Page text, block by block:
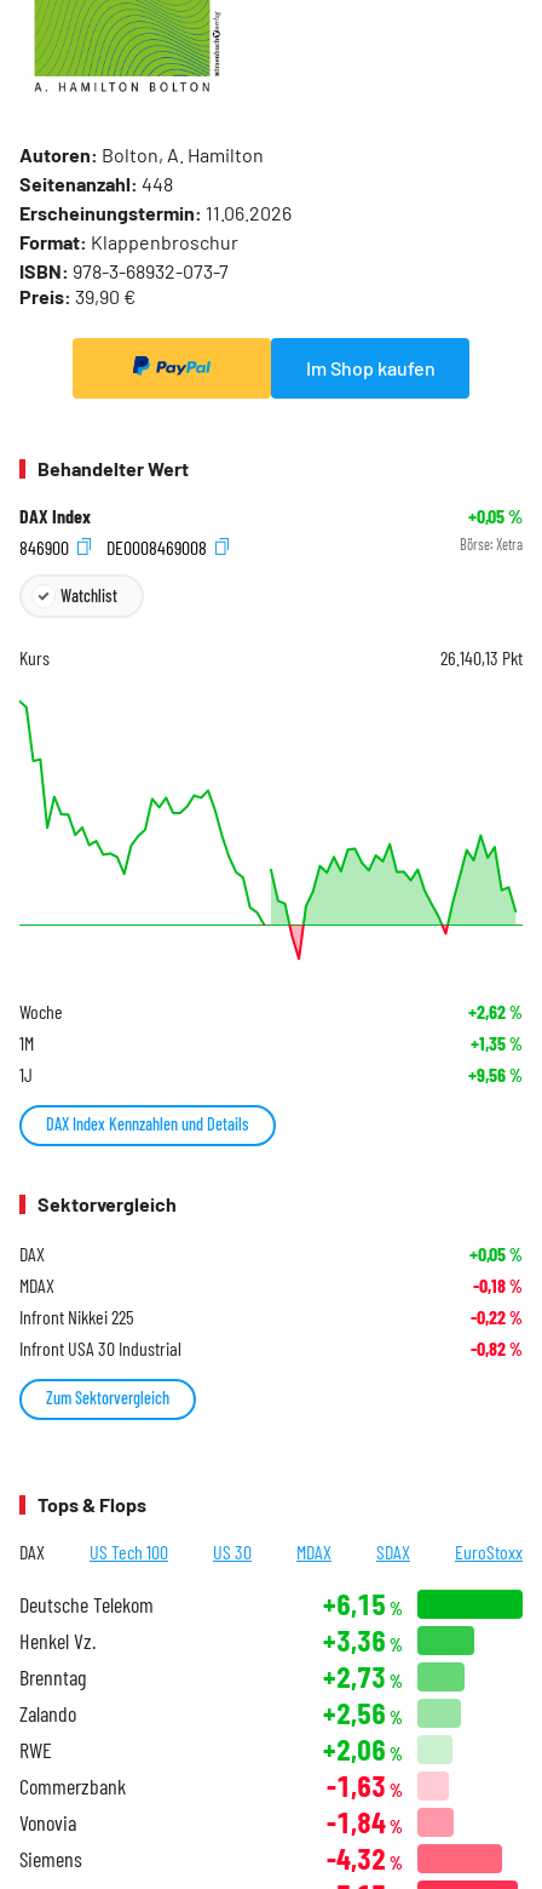
Autoren: Bolton, A. Hamilton
Seitenanzahl: 448
Erscheinungstermin: 11.06.2026
Format: Klappenbroschur
ISBN: 978-3-68932-073-7
Preis: 39,90 €
Im Shop kaufen
Behandelter Wert
DAX Index +0,05%
846900
DE0008469008 Börse: Xetra
Watchlist
Kurs 26.140,13 Pkt
Woche +2,62%
1M +1,35%
1J +9,56%
DAX Index Kennzahlen und Details
Sektorvergleich
DAX +0,05%
MDAX -0,18%
Infront Nikkei 225 -0,22%
Infront USA 30 Industrial -0,82%
Zum Sektorvergleich
Tops & Flops
DAX US Tech 100 US 30 MDAX SDAX EuroStoxx
Deutsche Telekom +6,15 %
Henkel Vz. +3,36 %
Brenntag +2,73 %
Zalando +2,56 %
RWE +2,06 %
Commerzbank -1,63 %
Vonovia -1,84%
Siemens -4,32 %